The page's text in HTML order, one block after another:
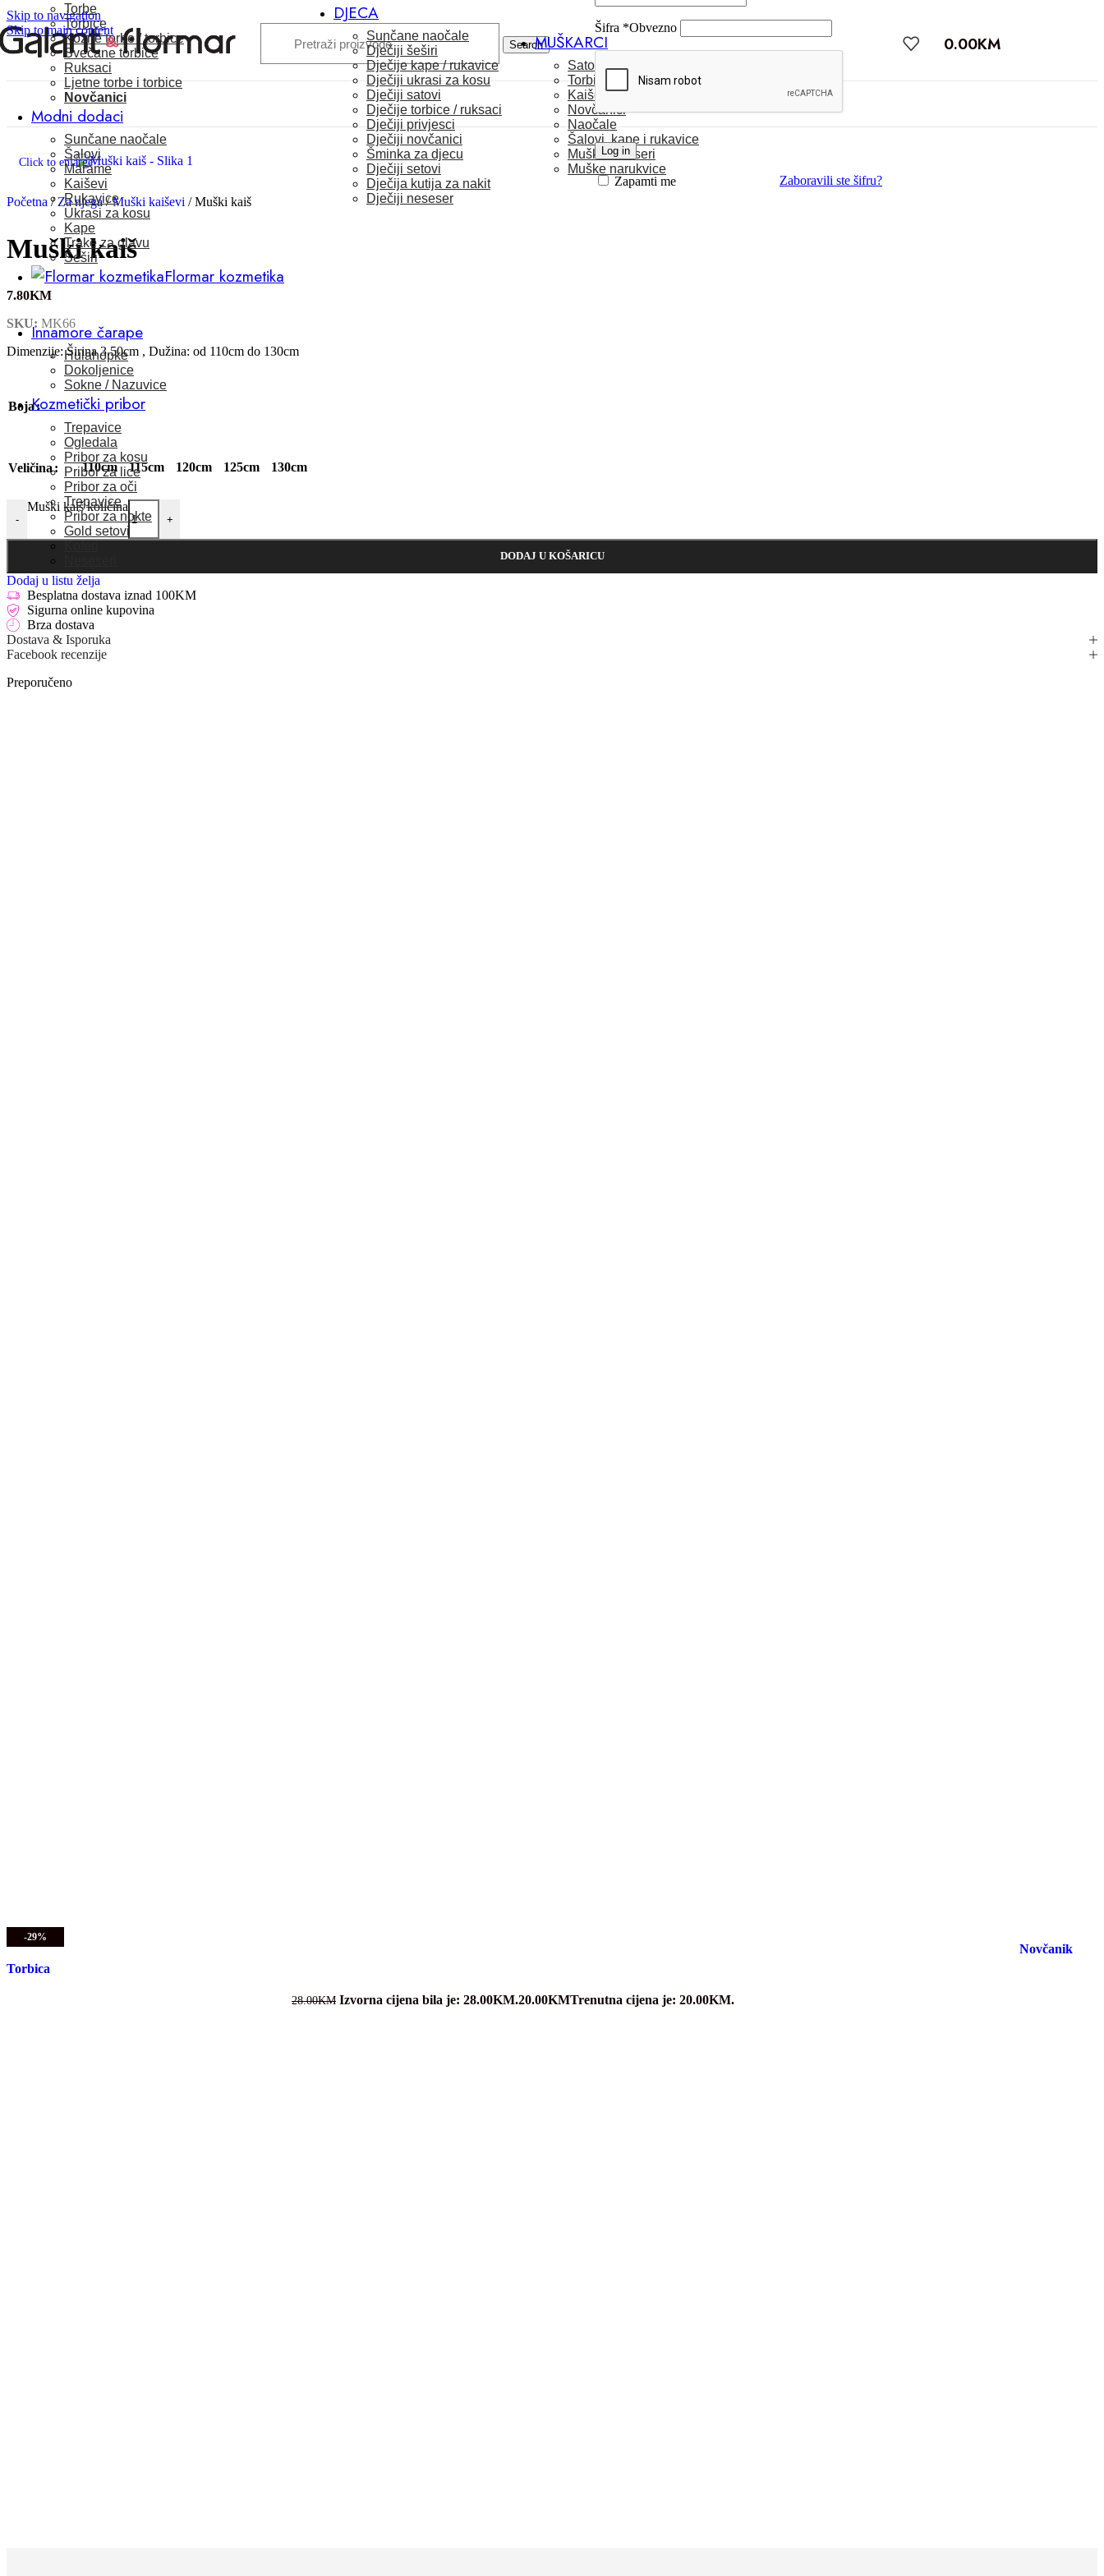
Skip to navigation
Skip to main content
Search
Šifra *Obvezno
Log in
Zaboravili ste šifru?
Zapamti me
0.00KM
Torbe
Torbice
Kožne torbe / torbice
Svečane torbice
Ruksaci
Ljetne torbe i torbice
Novčanici
Modni dodaci
Sunčane naočale
Šalovi
Marame
Kaiševi
Rukavice
Ukrasi za kosu
Kape
Trake za glavu
Šeširi
Flormar kozmetika
Innamore čarape
Hulahopke
Dokoljenice
Sokne / Nazuvice
Kozmetički pribor
Trepavice
Ogledala
Pribor za kosu
Pribor za lice
Pribor za oči
Trepavice
Pribor za nokte
Gold setovi
DJECA
Sunčane naočale
Dječiji šeširi
Dječije kape / rukavice
Dječiji ukrasi za kosu
Dječiji satovi
Dječije torbice / ruksaci
Dječiji privjesci
Dječiji novčanici
Šminka za djecu
Dječiji setovi
Dječija kutija za nakit
Dječiji neseser
MUŠKARCI
Satovi
Torbice
Kaiševi
Novčanici
Naočale
Šalovi, kape i rukavice
Muški neseseri
Muške narukvice
Click to enlarge
Početna/ Za njega/ Muški kaiševi / Muški kaiš
Muški kaiš
7.80KM
SKU: MK66
Dimenzije: Širina 3.50cm , Dužina: od 110cm do 130cm
Boja
Veličina 110cm 115cm 120cm 125cm 130cm
-
Muški kaiš količina
+
DODAJ U KOŠARICU
Dodaj u listu želja
Besplatna dostava iznad 100KM
Sigurna online kupovina
Brza dostava
Dostava & Isporuka
Facebook recenzije
Preporučeno
-29%
Torbica
28.00KM Izvorna cijena bila je: 28.00KM.20.00KMTrenutna cijena je: 20.00KM.
Novčanik